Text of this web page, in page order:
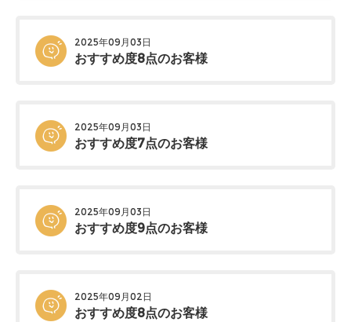
2025年09月03日
おすすめ度8点のお客様
2025年09月03日
おすすめ度7点のお客様
2025年09月03日
おすすめ度9点のお客様
2025年09月02日
おすすめ度8点のお客様